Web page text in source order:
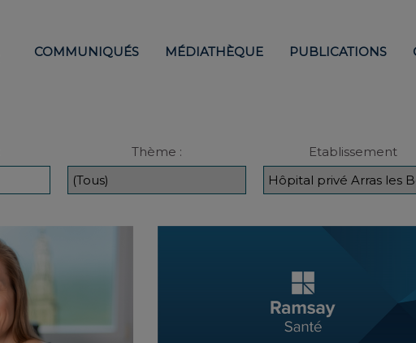
COMMUNIQUÉS MÉDIATHÈQUE PUBLICATIONS
Thème : Etablissement